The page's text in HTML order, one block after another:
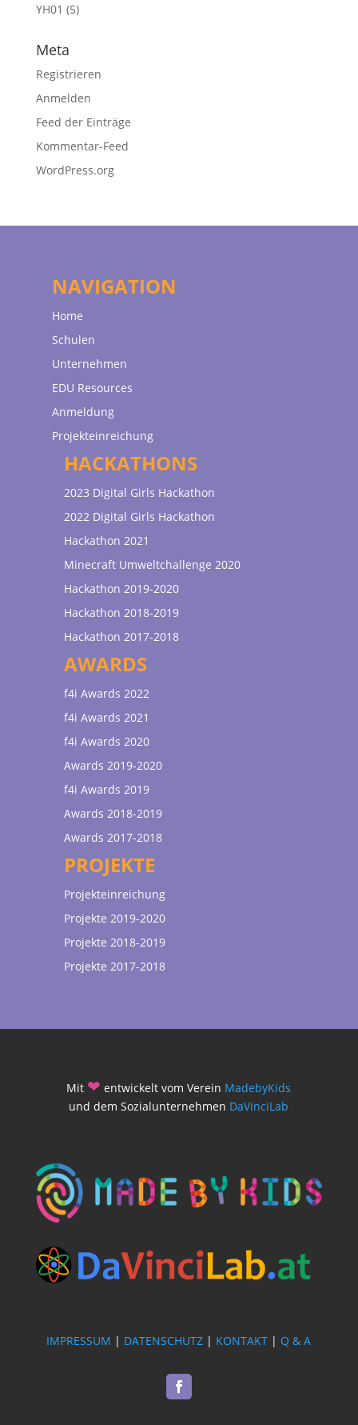
YH01 (5)
Meta
Registrieren
Anmelden
Feed der Einträge
Kommentar-Feed
WordPress.org
NAVIGATION
Home
Schulen
Unternehmen
EDU Resources
Anmeldung
Projekteinreichung
HACKATHONS
2023 Digital Girls Hackathon
2022 Digital Girls Hackathon
Hackathon 2021
Minecraft Umweltchallenge 2020
Hackathon 2019-2020
Hackathon 2018-2019
Hackathon 2017-2018
AWARDS
f4i Awards 2022
f4i Awards 2021
f4i Awards 2020
Awards 2019-2020
f4i Awards 2019
Awards 2018-2019
Awards 2017-2018
PROJEKTE
Projekteinreichung
Projekte 2019-2020
Projekte 2018-2019
Projekte 2017-2018
Mit ❤ entwickelt vom Verein MadebyKids
und dem Sozialunternehmen DaVinciLab
IMPRESSUM | DATENSCHUTZ | KONTAKT | Q & A